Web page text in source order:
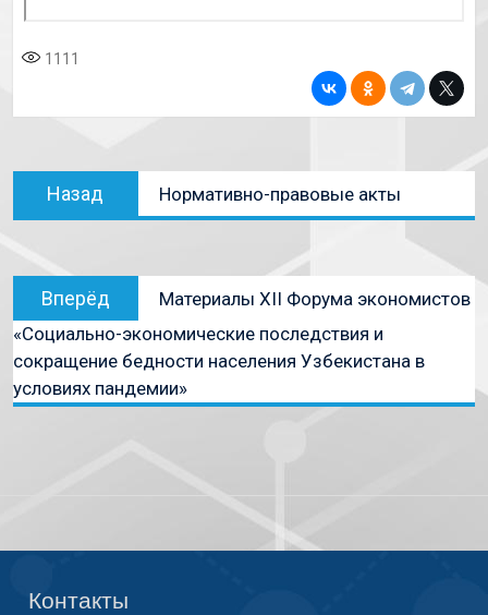
1111
Назад Нормативно-правовые акты
Вперёд
Материалы XII Форума экономистов
«Социально-экономические последствия и
сокращение бедности населения Узбекистана в
условиях пандемии»
Контакты